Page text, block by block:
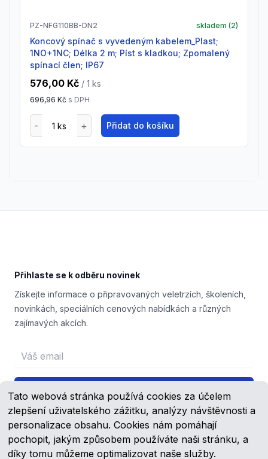
Tato webová stránka používá cookies za účelem
zlepšení uživatelského zážitku, analýzy návštěvnosti a
personalizace obsahu. Cookies nám pomáhají
pochopit, jakým způsobem používáte naši stránku, a
díky tomu můžeme optimalizovat naše služby.
PZ-NFG110BB-DN2 skladem (2)
Koncový spínač s vyvedeným kabelem_Plast;
1NO+1NC; Délka 2 m; Píst s kladkou; Zpomalený
spínací člen; IP67
576,00 Kč / 1 ks
696,96 Kč s DPH
Přidat do košíku
Přihlaste se k odběru novinek
Získejte informace o připravovaných veletrzích, školeních,
novinkách, speciálních cenových nabídkách a různých
zajímavých akcích.
Email address
Přihlášení
FacebookYouTube